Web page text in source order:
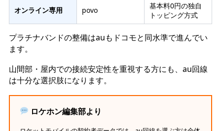
オンライン専用 povo
基本料0円の独自
トッピング方式
プラチナバンドの整備はauもドコモと同水準で進んでい
ます。
山間部・屋内での接続安定性を重視する方にも、au回線
は十分な選択肢になります。
ロケホン編集部より